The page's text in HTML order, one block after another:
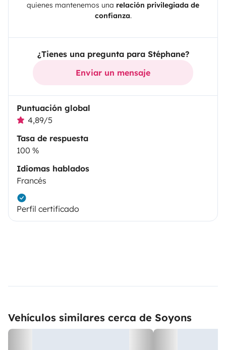
quienes mantenemos una relación privilegiada de
confianza.
¿Tienes una pregunta para Stéphane?
Enviar un mensaje
Puntuación global
4,89/5
Tasa de respuesta
100 %
Idiomas hablados
Francés
Perfil certificado
Vehículos similares cerca de Soyons